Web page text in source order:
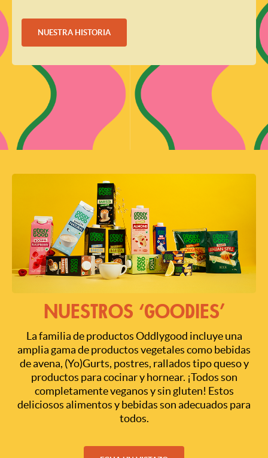
NUESTRA HISTORIA
NUESTROS ‘GOODIES’
La familia de productos Oddlygood incluye una
amplia gama de productos vegetales como bebidas
de avena, (Yo)Gurts, postres, rallados tipo queso y
productos para cocinar y hornear. ¡Todos son
completamente veganos y sin gluten! Estos
deliciosos alimentos y bebidas son adecuados para
todos.